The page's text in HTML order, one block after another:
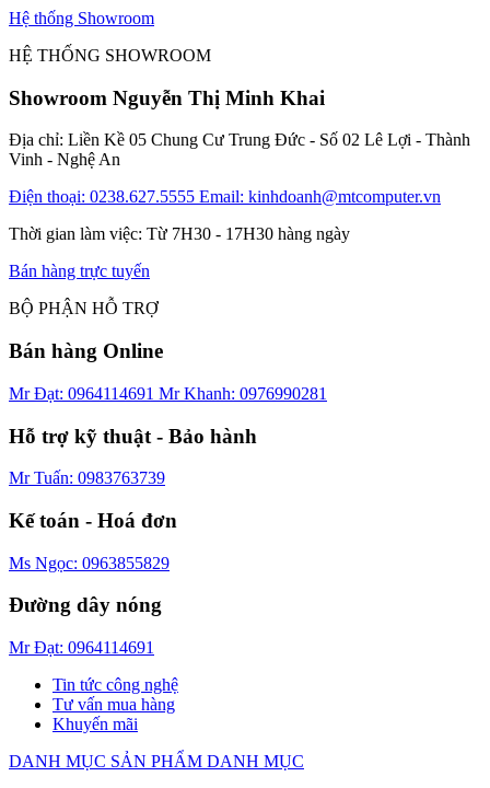
Hệ thống Showroom
HỆ THỐNG SHOWROOM
Showroom Nguyễn Thị Minh Khai
Địa chỉ: Liền Kề 05 Chung Cư Trung Đức - Số 02 Lê Lợi - Thành
Vinh - Nghệ An
Điện thoại: 0238.627.5555 Email: kinhdoanh@mtcomputer.vn
Thời gian làm việc: Từ 7H30 - 17H30 hàng ngày
Bán hàng trực tuyến
BỘ PHẬN HỖ TRỢ
Bán hàng Online
Mr Đạt: 0964114691 Mr Khanh: 0976990281
Hỗ trợ kỹ thuật - Bảo hành
Mr Tuấn: 0983763739
Kế toán - Hoá đơn
Ms Ngọc: 0963855829
Đường dây nóng
Mr Đạt: 0964114691
Tin tức công nghệ
Tư vấn mua hàng
Khuyến mãi
DANH MỤC SẢN PHẨM DANH MỤC